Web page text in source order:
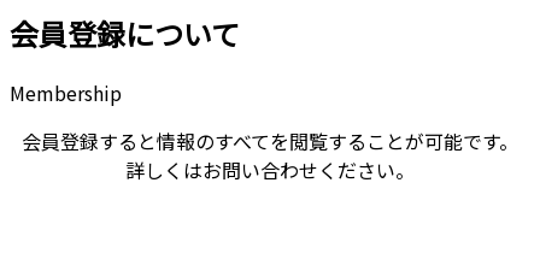
会員登録について
Membership
会員登録すると情報のすべてを閲覧することが可能です。
詳しくはお問い合わせください。